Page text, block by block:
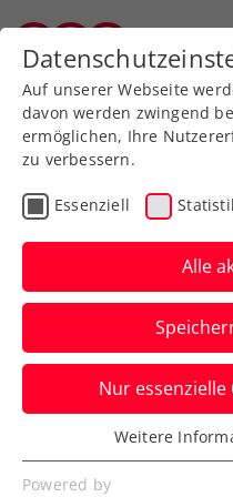
Zurück zur
ATP
Erste Bank
enden mit
82.000 Tennisfans
ATP-500-Turnier
und in die Marx
Verfasst von:
Auf unserer Webseite
davon werden zwingend
ermöglichen, Ihre
zu verbessern.
Essenziell
Alle
Nur essenzielle
Essenziell
Essenzielle Cookies
Weitere
Powered by